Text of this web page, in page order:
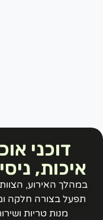
דוכני
איכות,
במהלך האירוע, הצוות
תפעל בצורה חלקה
מנות טריות